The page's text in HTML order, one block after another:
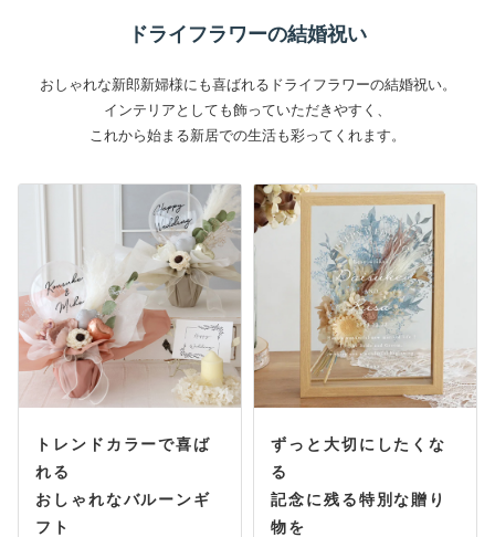
ドライフラワーの結婚祝い
おしゃれな新郎新婦様にも喜ばれるドライフラワーの結婚祝い。
インテリアとしても飾っていただきやすく、
これから始まる新居での生活も彩ってくれます。
トレンドカラーで喜ば
れる
おしゃれなバルーンギ
フト
ずっと大切にしたくな
る
記念に残る特別な贈り
物を